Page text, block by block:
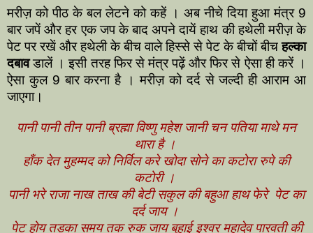
मरीज़ को पीठ के बल लेटने को कहें । अब नीचे दिया हुआ मंत्र 9
बार जपें और हर एक जप के बाद अपने दायें हाथ की हथेली मरीज़ के
पेट पर रखें और हथेली के बीच वाले हिस्से से पेट के बीचों बीचहल्का
दबावडालें । इसी तरह फिर से मंत्र पढ़ें और फिर से ऐसा ही करें ।
ऐसा कुल 9 बार करना है । मरीज़ को दर्द से जल्दी ही आराम आ
जाएगा।
पानी पानी तीन पानी ब्रह्मा विष्णु महेश जानी चन पतिया माथे मन
थारा है ।
हाँक देत मुहम्मद को निर्विल करे खोदा सोने का कटोरा रुपे की
कटोरी ।
पानी भरे राजा नाख ताख की बेटी सकुल की बहुआ हाथ फेरे पेट का
दर्द जाय ।
पेट होय तड़का समय तक रुक जाय बुहाई इश्वर महादेव पारवती की